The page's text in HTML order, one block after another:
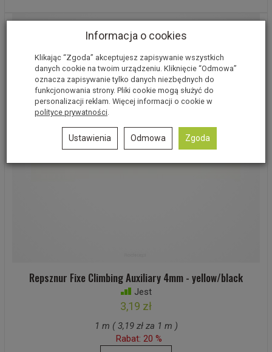
Repsznur Fixe Climbing Auxiliary 4mm - yellow/black
Jest
3,19 zł
1 m ( 3,19 zł za 1 m )
Rabat: 20 %
Informacja o cookies
Klikając “Zgoda” akceptujesz zapisywanie wszystkich
danych cookie na twoim urządzeniu. Kliknięcie “Odmowa”
oznacza zapisywanie tylko danych niezbędnych do
funkcjonowania strony. Pliki cookie mogą służyć do
personalizacji reklam. Więcej informacji o cookie w
polityce prywatności
Ustawienia Odmowa Zgoda